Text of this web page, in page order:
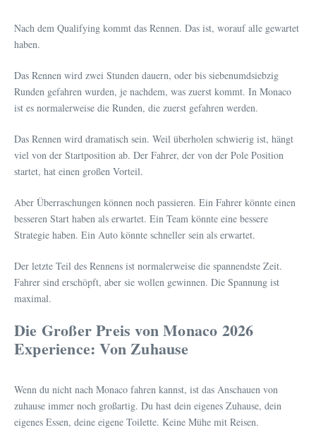
Nach dem Qualifying kommt das Rennen. Das ist, worauf alle gewartet
haben.
Das Rennen wird zwei Stunden dauern, oder bis siebenumdsiebzig
Runden gefahren wurden, je nachdem, was zuerst kommt. In Monaco
ist es normalerweise die Runden, die zuerst gefahren werden.
Das Rennen wird dramatisch sein. Weil überholen schwierig ist, hängt
viel von der Startposition ab. Der Fahrer, der von der Pole Position
startet, hat einen großen Vorteil.
Aber Überraschungen können noch passieren. Ein Fahrer könnte einen
besseren Start haben als erwartet. Ein Team könnte eine bessere
Strategie haben. Ein Auto könnte schneller sein als erwartet.
Der letzte Teil des Rennens ist normalerweise die spannendste Zeit.
Fahrer sind erschöpft, aber sie wollen gewinnen. Die Spannung ist
maximal.
Die Großer Preis von Monaco 2026
Experience: Von Zuhause
Wenn du nicht nach Monaco fahren kannst, ist das Anschauen von
zuhause immer noch großartig. Du hast dein eigenes Zuhause, dein
eigenes Essen, deine eigene Toilette. Keine Mühe mit Reisen.